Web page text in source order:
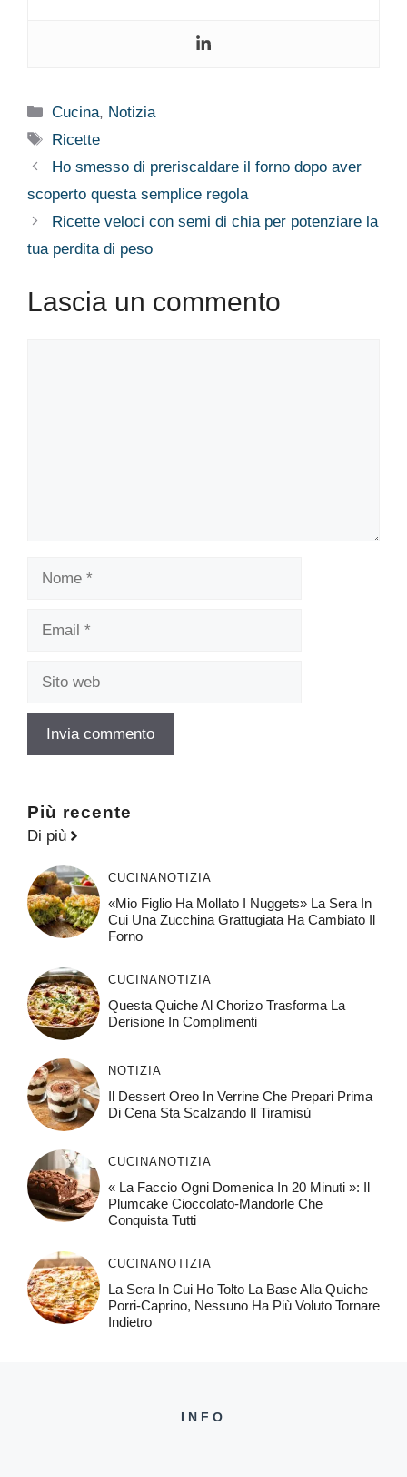
Categorie
Cucina, Notizia
Tag
Ricette
Ho smesso di preriscaldare il forno dopo aver
scoperto questa semplice regola
Ricette veloci con semi di chia per potenziare la
tua perdita di peso
Lascia un commento
Più recente
Di più
CUCINA NOTIZIA
«Mio Figlio Ha Mollato I Nuggets» La Sera In
Cui Una Zucchina Grattugiata Ha Cambiato Il
Forno
CUCINA NOTIZIA
Questa Quiche Al Chorizo ​​trasforma La
Derisione In Complimenti
NOTIZIA
Il Dessert Oreo In Verrine Che Prepari Prima
Di Cena Sta Scalzando Il Tiramisù
CUCINA NOTIZIA
« La Faccio Ogni Domenica In 20 Minuti »: Il
Plumcake Cioccolato-Mandorle Che
Conquista Tutti
CUCINA NOTIZIA
La Sera In Cui Ho Tolto La Base Alla Quiche
Porri-Caprino, Nessuno Ha Più Voluto Tornare
Indietro
INFO